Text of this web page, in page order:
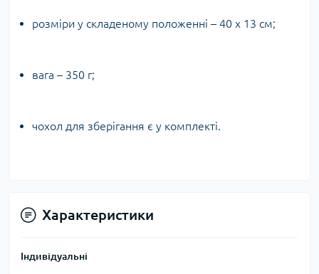
розміри у складеному положенні – 40 х 13 см;
вага – 350 г;
чохол для зберігання є у комплекті.
Характеристики
Індивідуальні